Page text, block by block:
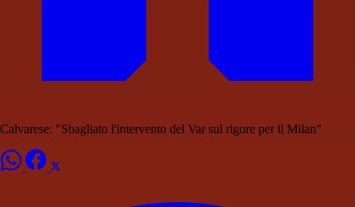
Calvarese: "Sbagliato l'intervento del Var sul rigore per il Milan"